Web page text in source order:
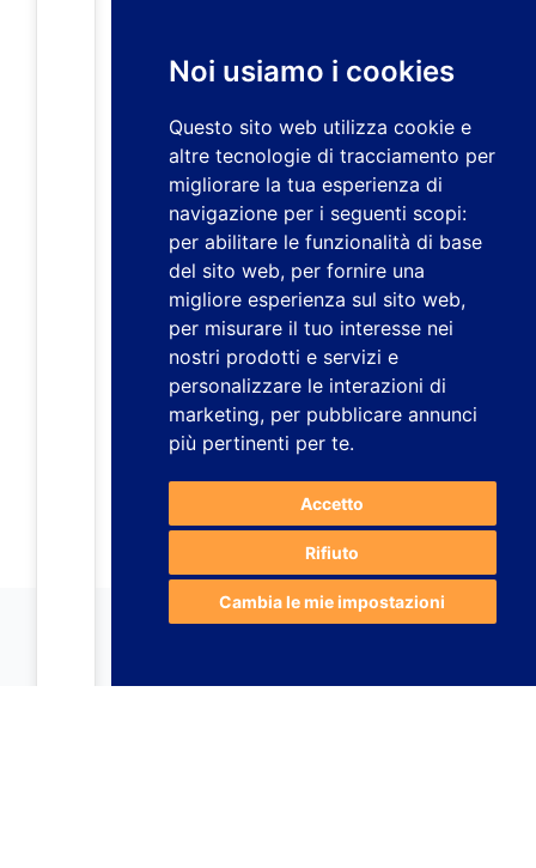
Noi usiamo i cookies
Questo sito web utilizza cookie e
altre tecnologie di tracciamento per
migliorare la tua esperienza di
navigazione per i seguenti scopi:
per abilitare le funzionalità di base
del sito web, per fornire una
migliore esperienza sul sito web,
per misurare il tuo interesse nei
nostri prodotti e servizi e
personalizzare le interazioni di
marketing, per pubblicare annunci
più pertinenti per te.
Accetto
Rifiuto
Cambia le mie impostazioni